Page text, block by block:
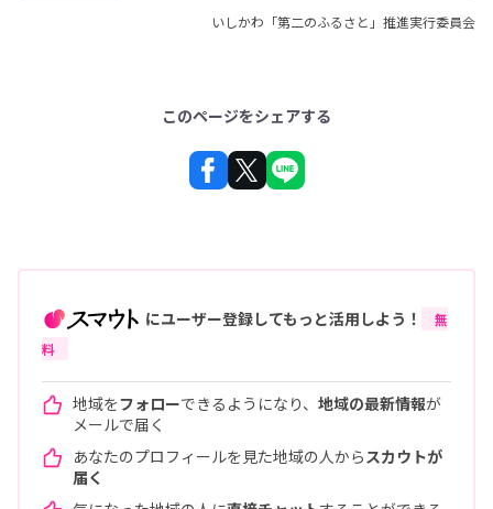
いしかわ「第二のふるさと」推進実行委員会
このページをシェアする
にユーザー登録してもっと活用しよう！
無
料
地域をフォローできるようになり、 地域の最新情報が
メールで届く
あなたのプロフィールを見た地域の人から スカウトが
届く